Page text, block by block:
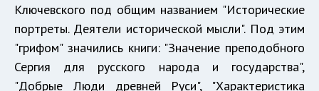
Ключевского под общим названием "Исторические
портреты. Деятели исторической мысли". Под этим
"грифом" значились книги: "Значение преподобного
Сергия для русского народа и государства",
"Добрые Люди древней Руси", "Характеристика